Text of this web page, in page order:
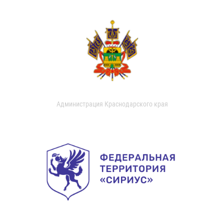
Администрация Краснодарского края